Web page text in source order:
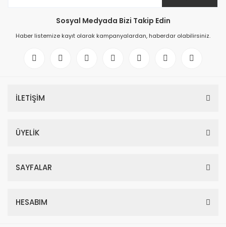
Sosyal Medyada Bizi Takip Edin
Haber listemize kayıt olarak kampanyalardan, haberdar olabilirsiniz.
İLETİŞİM
ÜYELİK
SAYFALAR
HESABIM